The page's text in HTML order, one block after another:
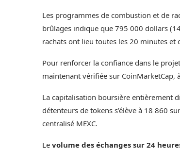
Les programmes de combustion et de
brûlages indique que 795 000 dollars
rachats ont lieu toutes les 20 minutes et
Pour renforcer la confiance dans le
maintenant vérifiée sur CoinMarketCap,
La capitalisation boursière entièrement
détenteurs de tokens s’élève à 18 860
centralisé MEXC.
Le volume des échanges sur 24